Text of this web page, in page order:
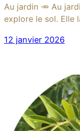
Au jardin 🥕 Au
explore le sol. Elle
12 janvier 2026